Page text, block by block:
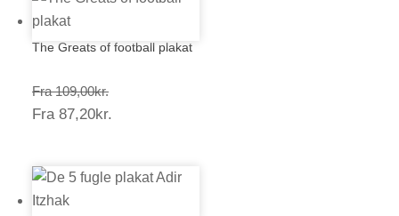
The Greats of football plakat
Fra 109,00kr.Prisinterval:
109,00kr.
Fra 87,20kr.